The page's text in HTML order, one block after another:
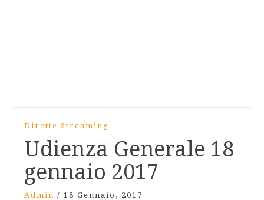
Dirette Streaming
Udienza Generale 18
gennaio 2017
Admin / 18 Gennaio, 2017